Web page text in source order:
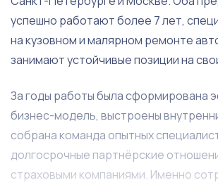
успешно работают более 7 лет,
на кузовном и малярном ремонте
занимают устойчивые позиции на
За годы работы была сформирована
бизнес-модель, выстроены
собрана команда опытных
долгосрочные партнёрские
страховыми компаниями. Именно